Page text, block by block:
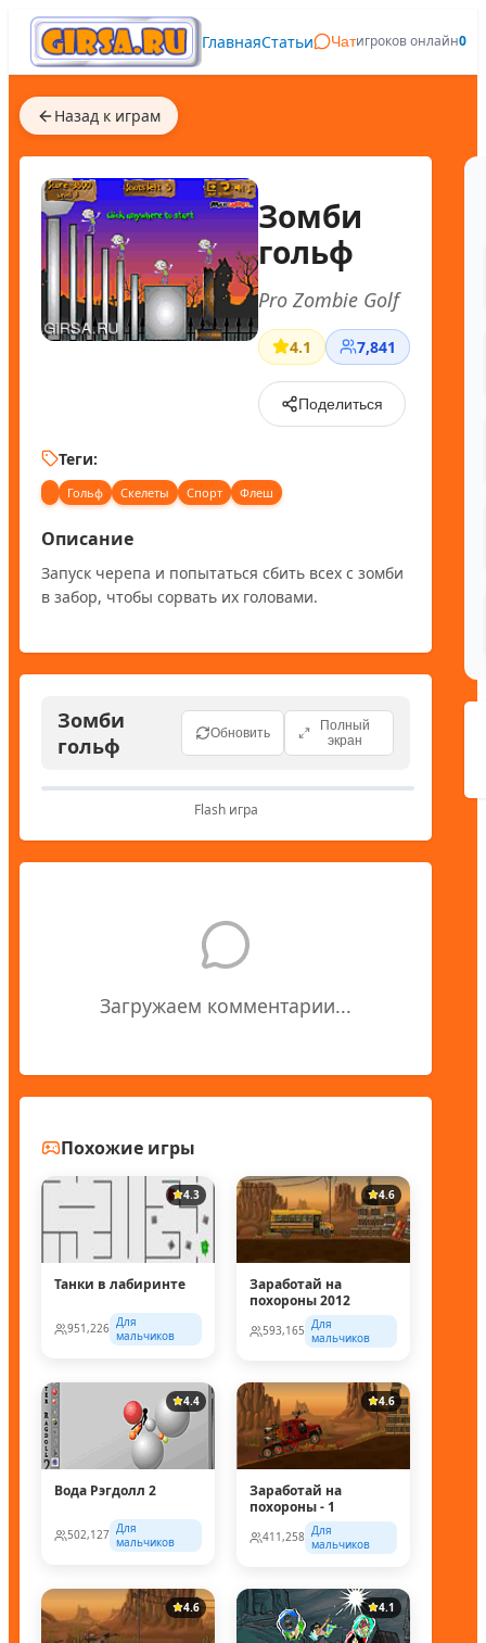
ГлавнаяСтатьи Чатигроков онлайн0
Назад к играм
Зомби
гольф
Pro Zombie Golf
4.1 7,841
Поделиться
Теги:
Гольф Скелеты Спорт Флеш
Описание
Запуск черепа и попытаться сбить всех с зомби
в забор, чтобы сорвать их головами.
Зомби
гольф
Обновить
Полный
экран
Flash игра
Загружаем комментарии...
Похожие игры
4.3
Танки в лабиринте
951,226 Для
мальчиков
4.6
Заработай на
похороны 2012
593,165 Для
мальчиков
4.4
Вода Рэгдолл 2
502,127 Для
мальчиков
4.6
Заработай на
похороны - 1
411,258 Для
мальчиков
4.6 4.1